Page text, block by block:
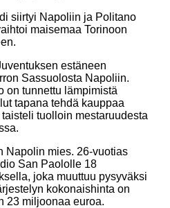
siirtyi Napoliin ja Politano
maisemaa Torinoon
estäneen
Sassuolosta Napoliin.
on tunnettu lämpimistä
tapana tehdä kauppaa
tuolloin mestaruudesta
Napolin mies. 26-vuotias
San Paololle 18
joka muuttuu pysyväksi
kokonaishinta on
23 miljoonaa euroa.